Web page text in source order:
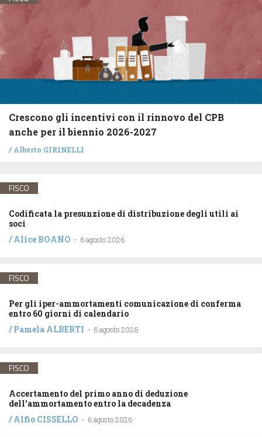
Crescono gli incentivi con il rinnovo del CPB
anche per il biennio 2026-2027
/ Alberto GIRINELLI
FISCO
Codificata la presunzione di distribuzione degli utili ai
soci
/Alice BOANO - 6 agosto 2026
FISCO
Per gli iper-ammortamenti comunicazione di conferma
entro 60 giorni di calendario
/Pamela ALBERTI - 6 agosto 2026
FISCO
Accertamento del primo anno di deduzione
dell’ammortamento entro la decadenza
/Alfio CISSELLO - 6 agosto 2026